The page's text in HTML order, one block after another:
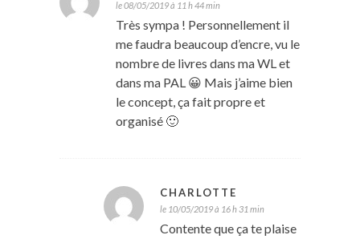
le 08/05/2019 à 11 h 44 min
Très sympa ! Personnellement il
me faudra beaucoup d’encre, vu le
nombre de livres dans ma WL et
dans ma PAL 😀 Mais j’aime bien
le concept, ça fait propre et
organisé 🙂
CHARLOTTE
le 10/05/2019 à 16 h 31 min
Contente que ça te plaise